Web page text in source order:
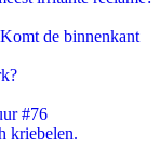
de binnenkant
#76
kriebelen.